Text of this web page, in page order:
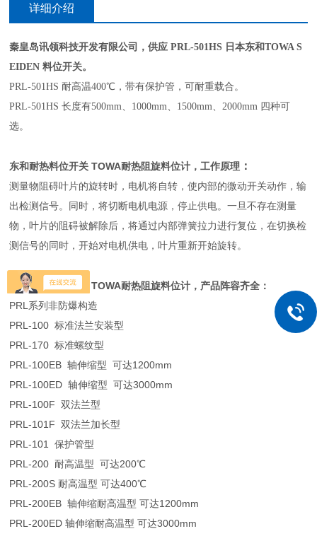
详细介绍
秦皇岛讯领科技开发有限公司，供应 PRL-501HS 日本东和TOWA S
EIDEN 料位开关。
PRL-501HS 耐高温400℃，带有保护管，可耐重载合。
PRL-501HS 长度有500mm、1000mm、1500mm、2000mm 四种可
选。
东和耐热料位开关 TOWA耐热阻旋料位计 ，工作原理 ：
测量物阻碍叶片的旋转时，电机将自转，使内部的微动开关动作，输
出检测信号。同时，将切断电机电源，停止供电。一旦不存在测量
物，叶片的阻碍被解除后，将通过内部弹簧拉力进行复位，在切换检
测信号的同时，开始对电机供电，叶片重新开始旋转。
东和耐热料位开关 TOWA耐热阻旋料位计 ，产品阵容齐全：
PRL系列非防爆构造
PRL-100 标准法兰安装型
PRL-170 标准螺纹型
PRL-100EB 轴伸缩型 可达1200mm
PRL-100ED 轴伸缩型 可达3000mm
PRL-100F 双法兰型
PRL-101F 双法兰加长型
PRL-101 保护管型
PRL-200 耐高温型 可达200℃
PRL-200S 耐高温型 可达400℃
PRL-200EB 轴伸缩耐高温型 可达1200mm
PRL-200ED 轴伸缩耐高温型 可达3000mm